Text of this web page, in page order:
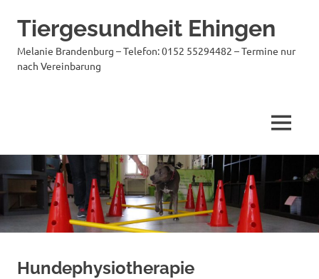
Inhalt
springen
Tiergesundheit Ehingen
Melanie Brandenburg – Telefon: 0152 55294482 – Termine nur
nach Vereinbarung
MENÜ
Hundephysiotherapie